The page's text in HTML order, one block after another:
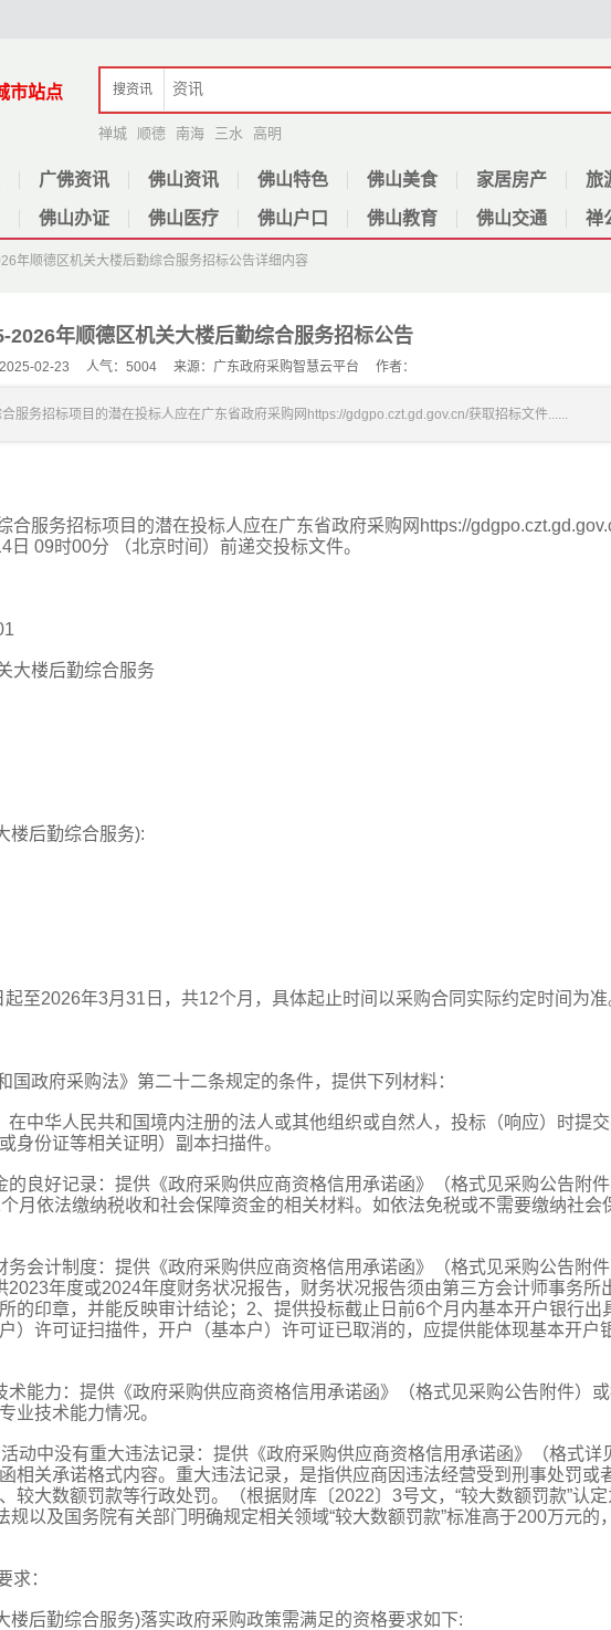
市站点 搜资讯
禅城 顺德 南海 三水 高明
广佛资讯 佛山资讯 佛山特色 佛山美食 家居房产 旅
佛山办证 佛山医疗 佛山户口 佛山教育 佛山交通 禅
年顺德区机关大楼后勤综合服务招标公告详细内容
2026年顺德区机关大楼后勤综合服务招标公告
2025-02-23 人气：5004 来源：广东政府采购智慧云平台 作者：
服务招标项目的潜在投标人应在广东省政府采购网https://gdgpo.czt.gd.gov.cn/获取招标文件......
合服务招标项目的潜在投标人应在广东省政府采购网https://
09时00分 （北京时间）前递交投标文件。
大楼后勤综合服务
楼后勤综合服务):
至2026年3月31日，共12个月，具体起止时间以采购合同实际约定时间为准
国政府采购法》第二十二条规定的条件，提供下列材料：
中华人民共和国境内注册的法人或其他组织或自然人，投标（响应）时提
身份证等相关证明）副本扫描件。
良好记录：提供《政府采购供应商资格信用承诺函》（格式见采购公告附件
月依法缴纳税收和社会保障资金的相关材料。如依法免税或不需要缴纳社会
会计制度：提供《政府采购供应商资格信用承诺函》（格式见采购公告附件
年度或2024年度财务状况报告，财务状况报告须由第三方会计师事务所
的印章，并能反映审计结论；2、提供投标截止日前6个月内基本开户银行出
）许可证扫描件，开户（基本户）许可证已取消的，应提供能体现基本开户
能力：提供《政府采购供应商资格信用承诺函》（格式见采购公告附件）
业技术能力情况。
动中没有重大违法记录：提供《政府采购供应商资格信用承诺函》（格式详
相关承诺格式内容。重大违法记录，是指供应商因违法经营受到刑事处罚或
较大数额罚款等行政处罚。（根据财库〔2022〕3号文，“较大数额罚款”认定
以及国务院有关部门明确规定相关领域“较大数额罚款”标准高于200万元的
求：
楼后勤综合服务)落实政府采购政策需满足的资格要求如下: